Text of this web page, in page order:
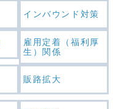
インバウンド対策
雇用定着（福利厚
生）関係
販路拡大